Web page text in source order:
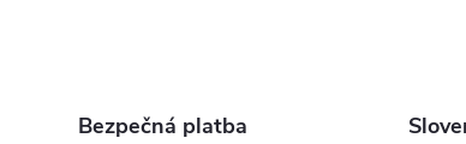
Bezpečná platba